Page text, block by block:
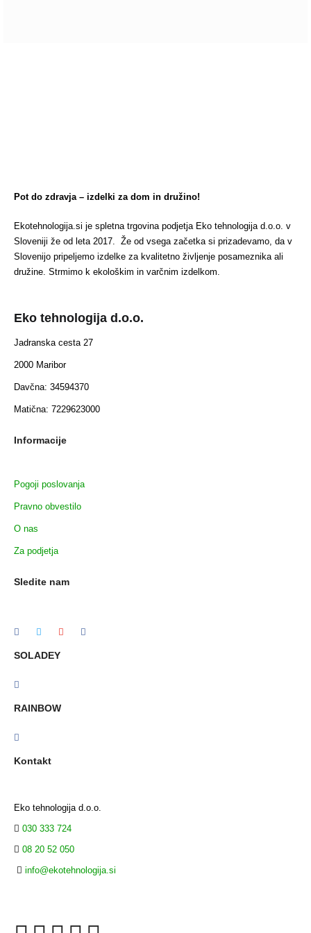
Pot do zdravja – izdelki za dom in družino!
Ekotehnologija.si je spletna trgovina podjetja Eko tehnologija d.o.o. v
Sloveniji že od leta 2017. Že od vsega začetka si prizadevamo, da v
Slovenijo pripeljemo izdelke za kvalitetno življenje posameznika ali
družine. Strmimo k ekološkim in varčnim izdelkom.
Eko tehnologija d.o.o.
Jadranska cesta 27
2000 Maribor
Davčna: 34594370
Matična: 7229623000
Informacije
Pogoji poslovanja
Pravno obvestilo
O nas
Za podjetja
Sledite nam
SOLADEY
RAINBOW
Kontakt
Eko tehnologija d.o.o.
030 333 724
08 20 52 050
info@ekotehnologija.si